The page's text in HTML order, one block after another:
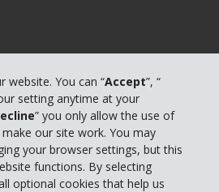
website. You can “Accept”, “
setting anytime at your
” you only allow the use of
our site work. You may
your browser settings, but this
functions. By selecting
optional cookies that help us